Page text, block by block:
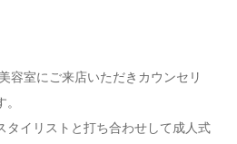
美容室にご来店いただきカウンセリ
タイリストと打ち合わせして成人式